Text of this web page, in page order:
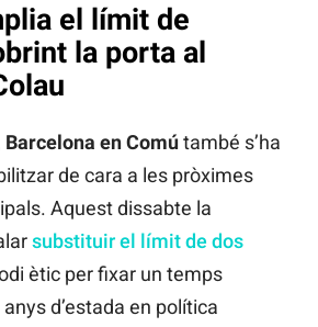
el límit de
la porta al
Barcelona en Comútambé s’ha
de cara a les pròximes
Aquest dissabte la
substituir el límit de dos
ètic per fixar un temps
d’estada en política